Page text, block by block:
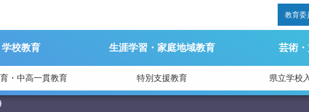
教育委
学校教育 生涯学習・家庭地域教育 芸術
・中高一貫教育 特別支援教育 県立学校
ップアスリート育成事業「第2期生ジュニアアスリート育成プログラム修了式」を開催